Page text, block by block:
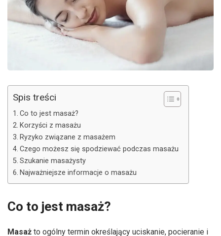
Spis treści
Co to jest masaż?
Korzyści z masażu
Ryzyko związane z masażem
Czego możesz się spodziewać podczas masażu
Szukanie masażysty
Najważniejsze informacje o masażu
Co to jest masaż?
Masaż to ogólny termin określający uciskanie, pocieranie i